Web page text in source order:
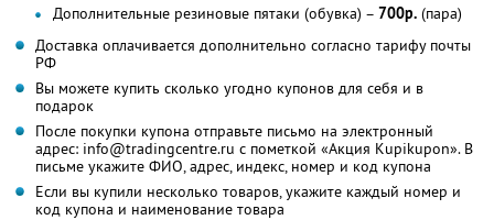
Дополнительные резиновые пятаки (обувка) – 700р. (пара)
Доставка оплачивается дополнительно согласно тарифу почты
РФ
Вы можете купить сколько угодно купонов для себя и в
подарок
После покупки купона отправьте письмо на электронный
адрес: info@tradingcentre.ru с пометкой «Акция Kupikupon». В
письме укажите ФИО, адрес, индекс, номер и код купона
Если вы купили несколько товаров, укажите каждый номер и
код купона и наименование товара